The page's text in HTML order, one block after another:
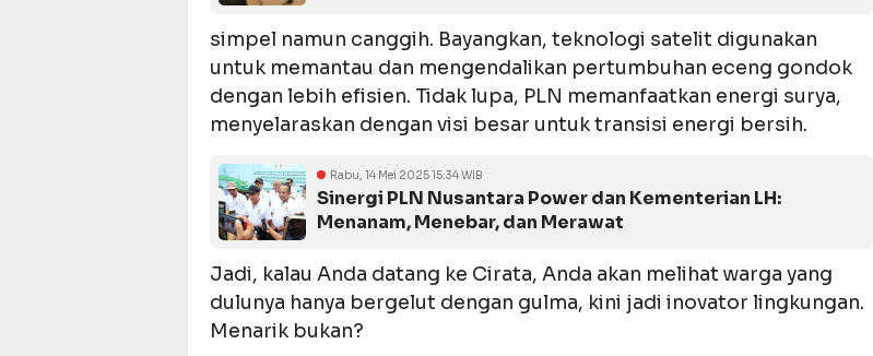
simpel namun canggih. Bayangkan, teknologi satelit digunakan
untuk memantau dan mengendalikan pertumbuhan eceng gondok
dengan lebih efisien. Tidak lupa, PLN memanfaatkan energi surya,
menyelaraskan dengan visi besar untuk transisi energi bersih.
Rabu, 14 Mei 2025 15:34 WIB
Sinergi PLN Nusantara Power dan Kementerian LH:
Menanam, Menebar, dan Merawat
Jadi, kalau Anda datang ke Cirata, Anda akan melihat warga yang
dulunya hanya bergelut dengan gulma, kini jadi inovator lingkungan.
Menarik bukan?